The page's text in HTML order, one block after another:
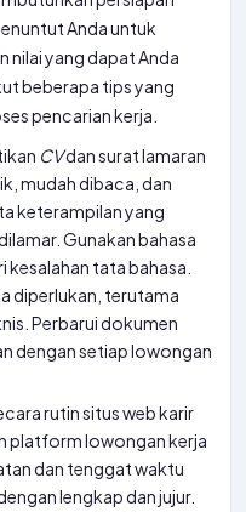
Anda untuk
nilai yang dapat Anda
beberapa tips yang
pencarian kerja.
CVdan surat lamaran
mudah dibaca, dan
keterampilan yang
Gunakan bahasa
tata bahasa.
diperlukan, terutama
Perbarui dokumen
dengan setiap lowongan
rutin situs web karir
platform lowongan kerja
dan tenggat waktu
lengkap dan jujur.